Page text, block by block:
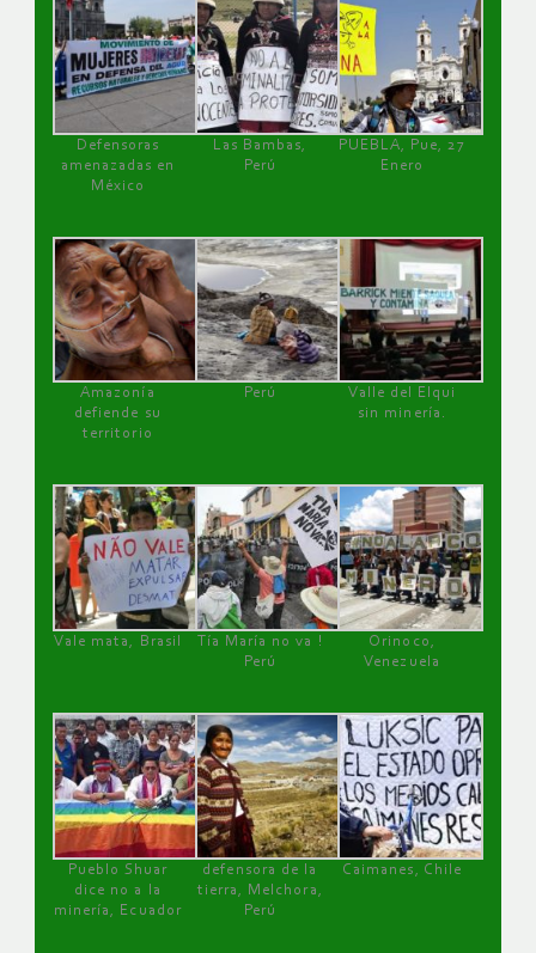
Defensoras
amenazadas en
México
Las Bambas,
Perú
PUEBLA, Pue, 27
Enero
Amazonía
defiende su
territorio
Perú
Valle del Elqui
sin minería.
Vale mata, Brasil
Tía María no va !
Perú
Orinoco,
Venezuela
Pueblo Shuar
dice no a la
minería, Ecuador
defensora de la
tierra, Melchora,
Perú
Caimanes, Chile